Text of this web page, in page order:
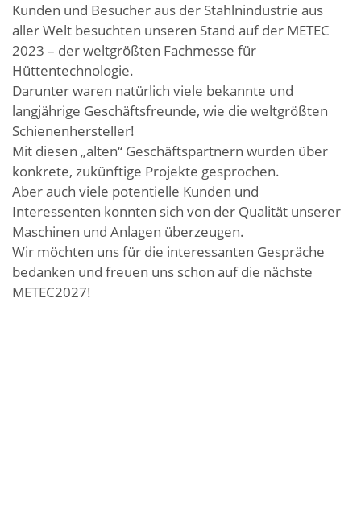
Kunden und Besucher aus der Stahlnindustrie aus
aller Welt besuchten unseren Stand auf der METEC
2023 – der weltgrößten Fachmesse für
Hüttentechnologie.
Darunter waren natürlich viele bekannte und
langjährige Geschäftsfreunde, wie die weltgrößten
Schienenhersteller!
Mit diesen „alten“ Geschäftspartnern wurden über
konkrete, zukünftige Projekte gesprochen.
Aber auch viele potentielle Kunden und
Interessenten konnten sich von der Qualität unserer
Maschinen und Anlagen überzeugen.
Wir möchten uns für die interessanten Gespräche
bedanken und freuen uns schon auf die nächste
METEC2027!